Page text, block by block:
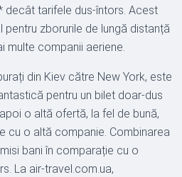
decât tarifele dus-întors. Acest
pentru zborurile de lungă distanță
multe companii aeriene.
din Kiev către New York, este
pentru un bilet doar-dus
o altă ofertă, la fel de bună,
cu o altă companie. Combinarea
bani în comparație cu o
La air-travel.com.ua,